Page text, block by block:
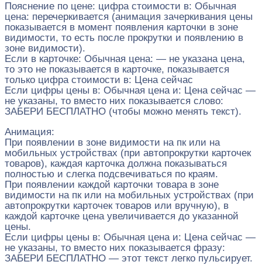
Пояснение по цене: цифра стоимости в: Обычная
цена: перечеркивается (анимация зачеркивания цены
показывается в момент появления карточки в зоне
видимости, то есть после прокрутки и появлению в
зоне видимости).
Если в карточке: Обычная цена: — не указана цена,
то это не показывается в карточке, показывается
только цифра стоимости в: Цена сейчас
Если цифры цены в: Обычная цена и: Цена сейчас —
не указаны, то вместо них показывается слово:
ЗАБЕРИ БЕСПЛАТНО (чтобы можно менять текст).
Анимация:
При появлении в зоне видимости на пк или на
мобильных устройствах (при автопрокрутки карточек
товаров), каждая карточка должна показываться
полностью и слегка подсвечиваться по краям.
При появлении каждой карточки товара в зоне
видимости на пк или на мобильных устройствах (при
автопрокрутки карточек товаров или вручную), в
каждой карточке цена увеличивается до указанной
цены.
Если цифры цены в: Обычная цена и: Цена сейчас —
не указаны, то вместо них показывается фразу:
ЗАБЕРИ БЕСПЛАТНО — этот текст легко пульсирует.